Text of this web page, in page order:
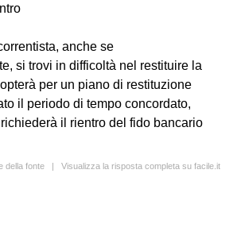
anche se
si trovi in difficoltà nel restituire la
per un piano di restituzione
il periodo di tempo concordato,
il rientro del fido bancario
della fonte | Visualizza la risposta completa su facile.it